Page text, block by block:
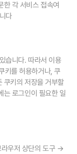
각 서비스 접속여
다
습니다. 따라서 이용
키를 허용하거나, 쿠
쿠키의 저장을 거부할
는 로그인이 필요한 일
우저 상단의 도구 →